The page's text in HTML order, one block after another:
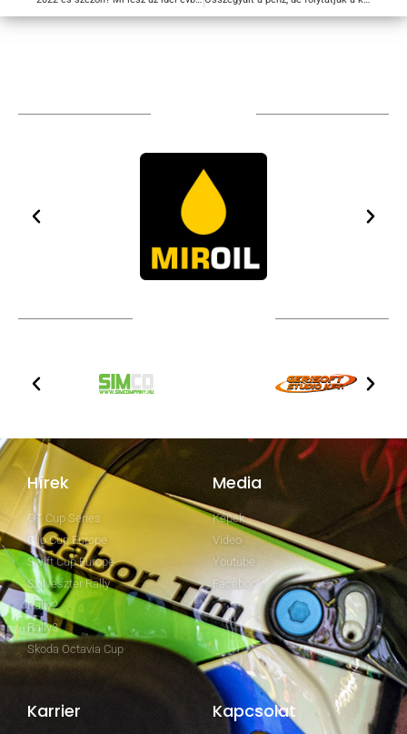
Hírek
GT Cup Series
Clio Cup Europe
Swift Cup Europe
Szilveszter Rally
Rally2
Rally3
Skoda Octavia Cup
Media
Képek
Video
Youtube
Facebook
Karrier Kapcsolat